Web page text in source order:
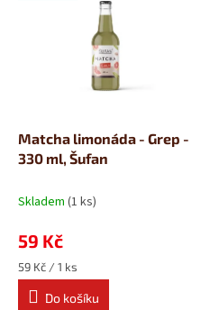
Matcha limonáda - Grep -
330 ml, Šufan
Skladem (1 ks)
59 Kč
Měrná
cena:
59 Kč / 1 ks
Do košíku